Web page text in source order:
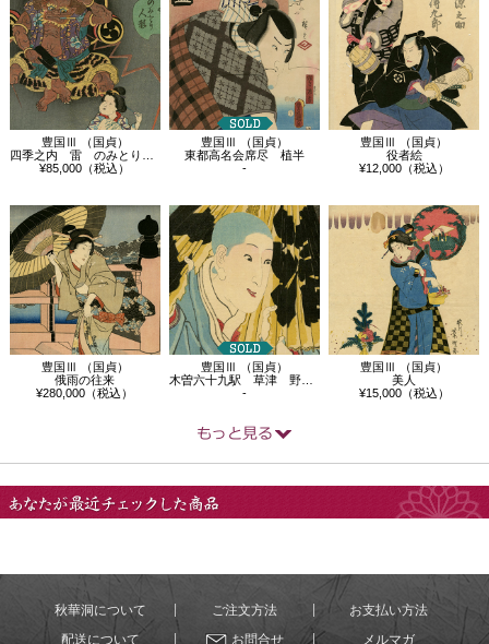
豊国Ⅲ （国貞）
四季之内 雷 のみとり人形遣い
¥85,000（税込）
豊国Ⅲ （国貞）
東都高名会席尽 植半
-
豊国Ⅲ （国貞）
役者絵
¥12,000（税込）
豊国Ⅲ （国貞）
俄雨の往来
¥280,000（税込）
豊国Ⅲ （国貞）
木曽六十九駅 草津 野路玉川 清玄尼
-
豊国Ⅲ （国貞）
美人
¥15,000（税込）
秋華洞について ご注文方法
お支払い方法
配送について
お問合せ メルマガ